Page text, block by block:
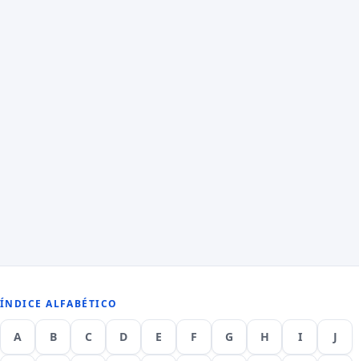
ÍNDICE ALFABÉTICO
A B C D E F G H I J